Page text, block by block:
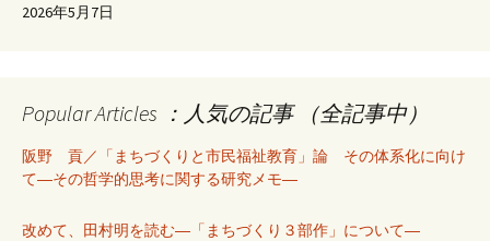
2026年5月7日
Popular Articles ：人気の記事 （全記事中）
阪野 貢／「まちづくりと市民福祉教育」論 その体系化に向け
て―その哲学的思考に関する研究メモ―
改めて、田村明を読む―「まちづくり３部作」について―